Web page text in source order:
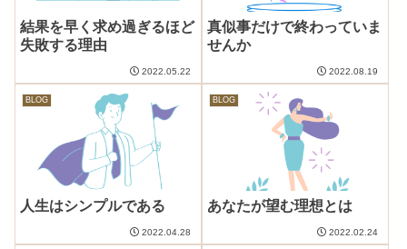
結果を早く求め過ぎるほど
失敗する理由
2022.05.22
真似事だけで終わっていま
せんか
2022.08.19
BLOG
人生はシンプルである
2022.04.28
BLOG
あなたが望む理想とは
2022.02.24